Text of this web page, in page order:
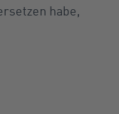
habe,